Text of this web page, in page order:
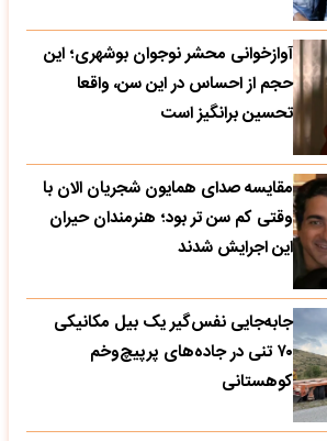
آوازخوانی محشر نوجوان بوشهری؛ این
حجم از احساس در این سن، واقعا
تحسین‌ برانگیز است
مقایسه صدای همایون شجریان الان با
وقتی کم سن تر بود؛ هنرمندان حیران
این اجرایش شدند
جابه‌جایی نفس‌گیر یک بیل مکانیکی
۷۰ تنی در جاده‌های پرپیچ‌وخم
کوهستانی